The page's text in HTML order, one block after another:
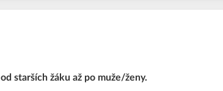
starších žáku až po muže/ženy.